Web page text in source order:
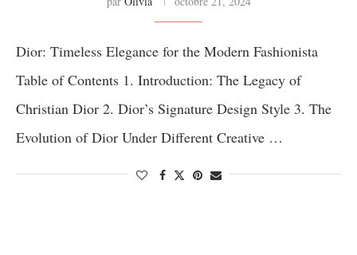
Dior: Timeless Elegance for the Modern Fashionista
Table of Contents 1. Introduction: The Legacy of
Christian Dior 2. Dior’s Signature Design Style 3. The
Evolution of Dior Under Different Creative …